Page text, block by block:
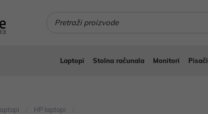
Laptopi Stolna računala Monitori Pisači
HP laptopi